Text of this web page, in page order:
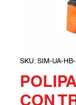
SKU: SIM-UA-
CON